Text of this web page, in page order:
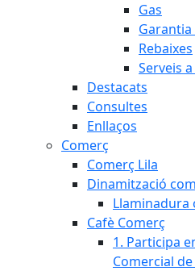
Gas
Rebaixes
Serveis
Destacats
Consultes
Enllaços
Comerç
Comerç Lila
Dinamització
Llaminadura
Cafè Comerç
1. Participa
Comercial